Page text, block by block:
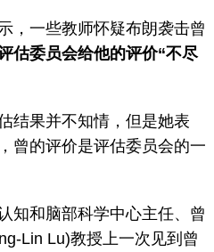
一些教师怀疑布朗袭击曾
估委员会给他的评价“不尽
果并不知情，但是她表
曾的评价是评估委员会的一
和脑部科学中心主任、曾
Lin Lu)教授上一次见到曾